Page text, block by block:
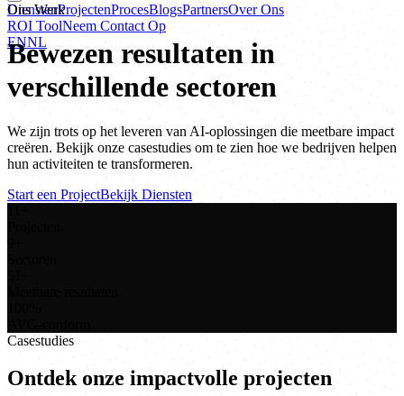
DienstenProjectenProcesBlogsPartnersOver Ons
ROI ToolNeem Contact Op
ENNL
Ons Werk
Bewezen resultaten in
verschillende sectoren
We zijn trots op het leveren van AI-oplossingen die meetbare impact
creëren. Bekijk onze casestudies om te zien hoe we bedrijven helpen
hun activiteiten te transformeren.
Start een ProjectBekijk Diensten
Casestudies
Ontdek onze impactvolle projecten